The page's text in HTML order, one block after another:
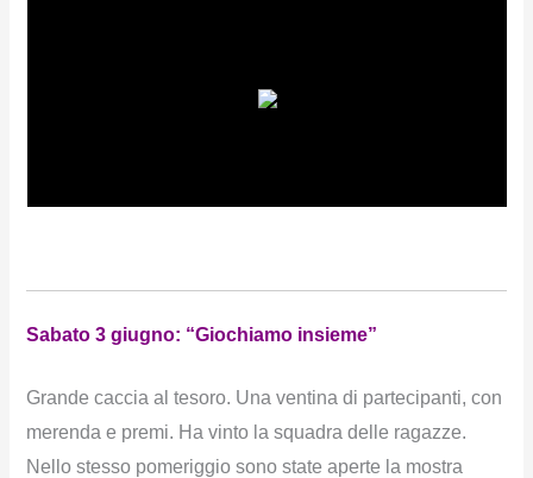
Sabato 3 giugno: “Giochiamo insieme”
Grande caccia al tesoro. Una ventina di partecipanti, con
merenda e premi. Ha vinto la squadra delle ragazze.
Nello stesso pomeriggio sono state aperte la mostra